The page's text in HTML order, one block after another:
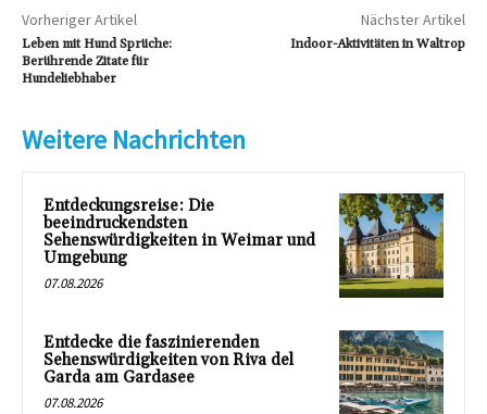
Vorheriger Artikel
Leben mit Hund Sprüche:
Berührende Zitate für
Hundeliebhaber
Nächster Artikel
Indoor-Aktivitäten in Waltrop
Weitere Nachrichten
Entdeckungsreise: Die
beeindruckendsten
Sehenswürdigkeiten in Weimar und
Umgebung
07.08.2026
Entdecke die faszinierenden
Sehenswürdigkeiten von Riva del
Garda am Gardasee
07.08.2026